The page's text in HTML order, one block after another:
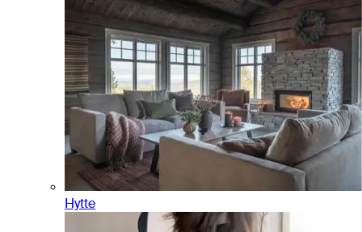
Hytte